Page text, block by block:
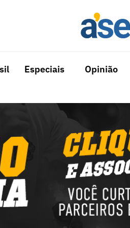
Especiais Opinião